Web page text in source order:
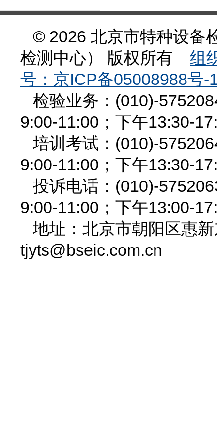
© 2026 北京市特种设备
检测中心） 版权所有
组
号：京ICP备05008988号-
检验业务：(010)-
9:00-11:00；下午13:30-
培训考试：(010)-
9:00-11:00；下午13:30-
投诉电话：(010)-
9:00-11:00；下午13:00-
地址：北京市朝阳区惠
tjyts@bseic.com.cn